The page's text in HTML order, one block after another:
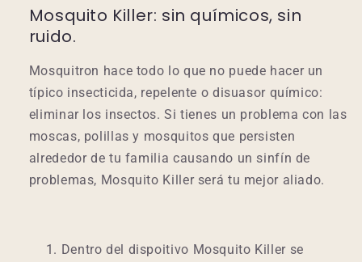
Mosquito Killer: sin químicos, sin
ruido.
Mosquitron hace todo lo que no puede hacer un
típico insecticida, repelente o disuasor químico:
eliminar los insectos. Si tienes un problema con las
moscas, polillas y mosquitos que persisten
alrededor de tu familia causando un sinfín de
problemas, Mosquito Killer será tu mejor aliado.
Dentro del dispoitivo Mosquito Killer se